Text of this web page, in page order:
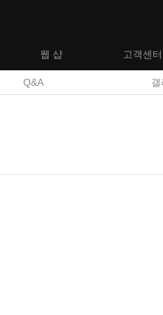
웹 샵 고객센터
Q&A 갤